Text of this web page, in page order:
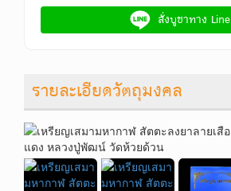
สั่งบูชาทาง Line
รายละเอียดวัตถุมงคล